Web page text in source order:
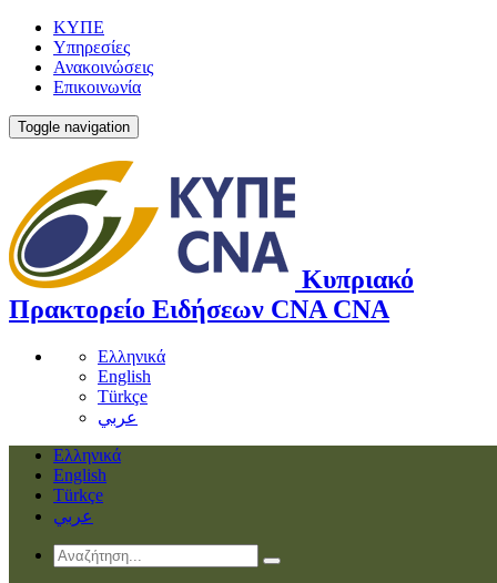
ΚΥΠΕ
Υπηρεσίες
Ανακοινώσεις
Επικοινωνία
Toggle navigation
Κυπριακό
Πρακτορείο Ειδήσεων CNA CNA
Ελληνικά
English
Türkçe
عربي
Ελληνικά
English
Türkçe
عربي